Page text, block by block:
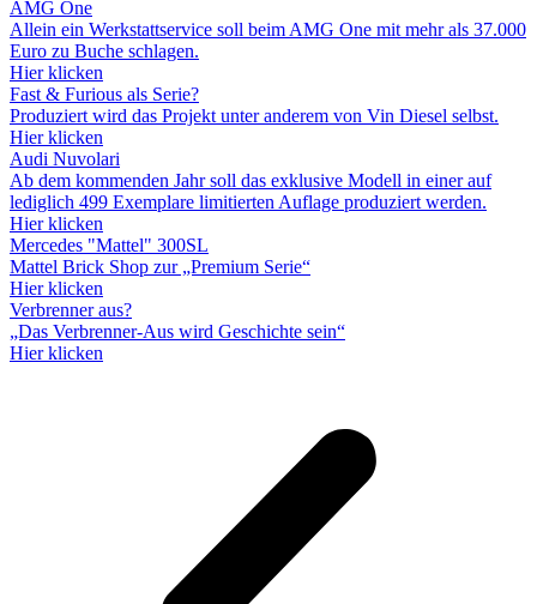
AMG One
Allein ein Werkstattservice soll beim AMG One mit mehr als 37.000
Euro zu Buche schlagen.
Hier klicken
Fast & Furious als Serie?
Produziert wird das Projekt unter anderem von Vin Diesel selbst.
Hier klicken
Audi Nuvolari
Ab dem kommenden Jahr soll das exklusive Modell in einer auf
lediglich 499 Exemplare limitierten Auflage produziert werden.
Hier klicken
Mercedes "Mattel" 300SL
Mattel Brick Shop zur „Premium Serie“
Hier klicken
Verbrenner aus?
„Das Verbrenner-Aus wird Geschichte sein“
Hier klicken